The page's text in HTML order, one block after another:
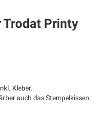
Trodat Printy
Kleber.
auch das Stempelkissen